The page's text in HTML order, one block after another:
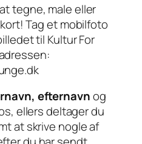
tegne, male eller
Tag et mobilfoto
til Kultur For
efternavnog
ellers deltager du
at skrive nogle af